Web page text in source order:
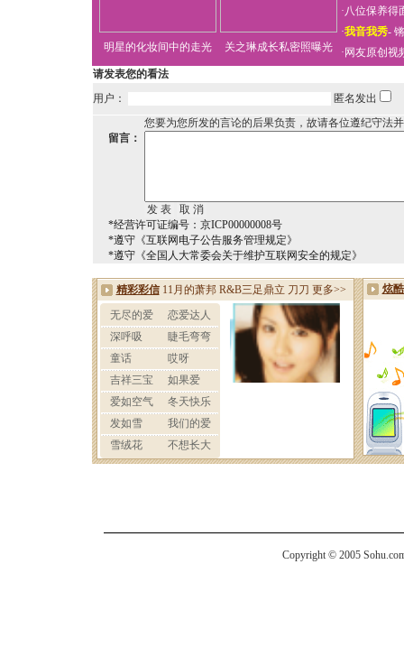
明星的化妆间中的走光 关之琳成长私密照曝光
·八位保养得
·我音我秀-
· 网友原创视
请发表您的看法
用户：
匿名发出
您要为您所发的言论的后果负责，故请各位遵纪守法
留言：
*经营许可证编号：京ICP00000008号
*遵守《互联网电子公告服务管理规定》
*遵守《全国人大常委会关于维护互联网安全的规定》
Copyright © 2005